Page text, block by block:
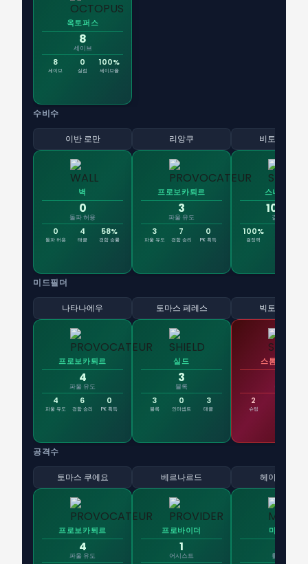
옥토퍼스
8
세이브
8
세이브
0
실점
100%
세이브율
수비수
이반 로만
벽
0
돌파 허용
0
돌파 허용
4
태클
58%
경합 승률
리앙쿠
프로보카퇴르
3
파울 유도
3
파울 유도
7
경합 승리
0
PK 획득
비토르 우구
스나이퍼
100%
결정력
100%
결정력
미드필더
나타나에우
프로보카퇴르
4
파울 유도
4
파울 유도
6
경합 승리
0
PK 획득
토마스 페레스
실드
3
블록
3
블록
0
인터셉트
3
태클
빅토르 우구
스톰트루퍼
2
슈팅
공격수
토마스 쿠에요
프로보카퇴르
4
파울 유도
베르나르드
프로바이더
1
어시스트
헤이니에르
마그넷
활동량